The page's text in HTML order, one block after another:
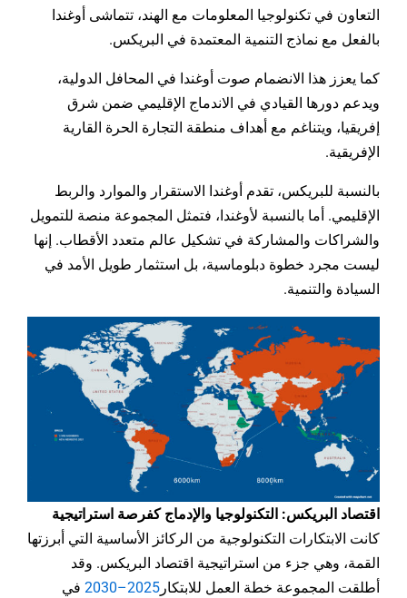
التعاون في تكنولوجيا المعلومات مع الهند، تتماشى أوغندا
بالفعل مع نماذج التنمية المعتمدة في البريكس.
كما يعزز هذا الانضمام صوت أوغندا في المحافل الدولية،
ويدعم دورها القيادي في الاندماج الإقليمي ضمن شرق
إفريقيا، ويتناغم مع أهداف منطقة التجارة الحرة القارية
الإفريقية.
بالنسبة للبريكس، تقدم أوغندا الاستقرار والموارد والربط
الإقليمي. أما بالنسبة لأوغندا، فتمثل المجموعة منصة للتمويل
والشراكات والمشاركة في تشكيل عالم متعدد الأقطاب. إنها
ليست مجرد خطوة دبلوماسية، بل استثمار طويل الأمد في
السيادة والتنمية.
اقتصاد البريكس: التكنولوجيا والإدماج كفرصة استراتيجية
كانت الابتكارات التكنولوجية من الركائز الأساسية التي أبرزتها
القمة، وهي جزء من استراتيجية اقتصاد البريكس. وقد
أطلقت المجموعة خطة العمل للابتكار 2025–2030
في